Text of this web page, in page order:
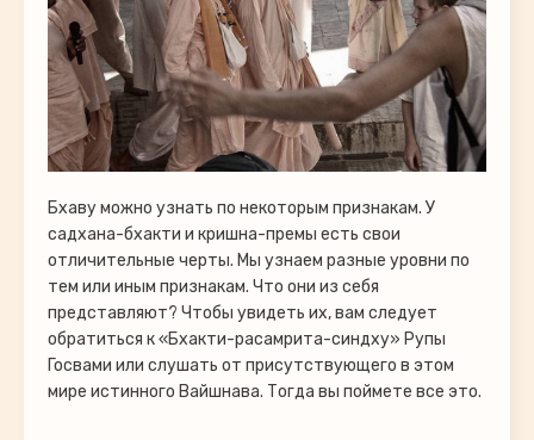
Бхаву можно узнать по некоторым признакам. У
садхана-бхакти и кришна-премы есть свои
отличительные черты. Мы узнаем разные уровни по
тем или иным признакам. Что они из себя
представляют? Чтобы увидеть их, вам следует
обратиться к «Бхакти-расамрита-синдху» Рупы
Госвами или слушать от присутствующего в этом
мире истинного Вайшнава. Тогда вы поймете все это.